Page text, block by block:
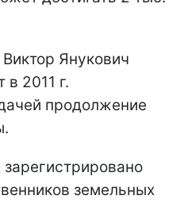
Янукович
в 2011 г.
продолжение
земельных